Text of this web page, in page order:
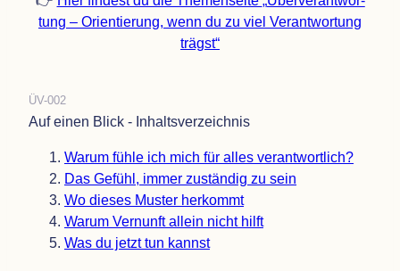
tung – Ori­en­tie­rung, wenn du zu viel Ver­ant­wor­tung
trägst“
ÜV-002
Auf einen Blick - Inhaltsverzeichnis
Warum fühle ich mich für alles verantwortlich?
Das Gefühl, immer zustän­dig zu sein
Wo die­ses Mus­ter herkommt
Warum Ver­nunft allein nicht hilft
Was du jetzt tun kannst